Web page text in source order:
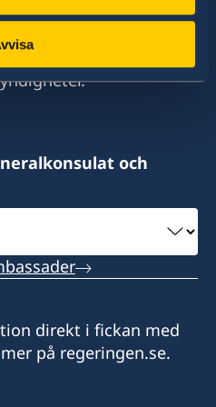
I ungefär hälften
ambassader och
och
direkt i fickan med
på regeringen.se.